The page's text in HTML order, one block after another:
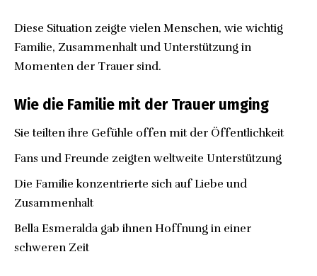
Diese Situation zeigte vielen Menschen, wie wichtig
Familie, Zusammenhalt und Unterstützung in
Momenten der Trauer sind.
Wie die Familie mit der Trauer umging
Sie teilten ihre Gefühle offen mit der Öffentlichkeit
Fans und Freunde zeigten weltweite Unterstützung
Die Familie konzentrierte sich auf Liebe und
Zusammenhalt
Bella Esmeralda gab ihnen Hoffnung in einer
schweren Zeit